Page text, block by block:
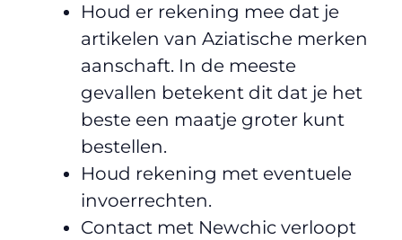
Houd er rekening mee dat je
artikelen van Aziatische merken
aanschaft. In de meeste
gevallen betekent dit dat je het
beste een maatje groter kunt
bestellen.
Houd rekening met eventuele
invoerrechten.
Contact met Newchic verloopt